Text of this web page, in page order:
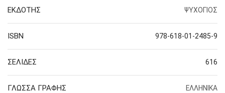
ΕΚΔΟΤΗΣ ΨΥΧΟΓΙΟΣ
ISBN 978-618-01-2485-9
ΣΕΛΙΔΕΣ 616
ΓΛΩΣΣΑ ΓΡΑΦΗΣ ΕΛΛΗΝΙΚΑ